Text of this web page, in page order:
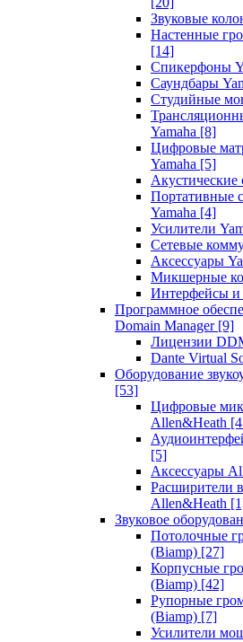
Звуковые
Настенные
[14]
Спикерфоны
Саундбары
Студийные
Yamaha [8]
Цифровые
Yamaha [5]
Акустические
Портативные
Yamaha [4]
Усилители
Сетевые
Аксессуары
Микшерные
Интерфейсы и
Программное
Domain Manager [9]
Лицензии
Dante Virtual
Оборудование
[53]
Цифровые
Allen&Heath
[5]
Аксессуары
Расширители
Allen&Heath
Звуковое
Потолочные
(Biamp) [27]
Корпусные
(Biamp) [42]
Рупорные
(Biamp) [7]
Усилители